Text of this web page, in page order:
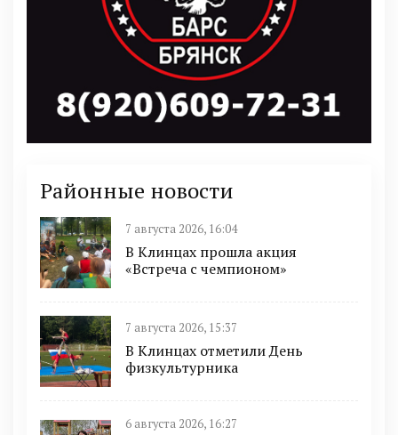
Районные новости
7 августа 2026, 16:04
В Клинцах прошла акция
«Встреча с чемпионом»
7 августа 2026, 15:37
В Клинцах отметили День
физкультурника
6 августа 2026, 16:27